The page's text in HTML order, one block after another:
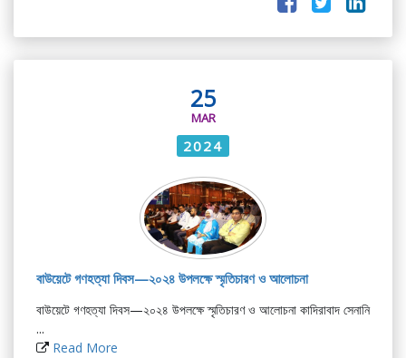
25
MAR
2024
বাউয়েটে গণহত্যা দিবস—২০২৪ উপলক্ষে স্মৃতিচারণ ও আলোচনা
বাউয়েটে গণহত্যা দিবস—২০২৪ উপলক্ষে স্মৃতিচারণ ও আলোচনা কাদিরাবাদ সেনানি
...
Read More